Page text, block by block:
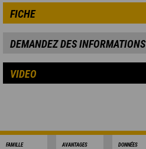
FICHE
DEMANDEZ DES INFORMATIONS
VIDEO
FAMILLE AVANTAGES
DONNÉES